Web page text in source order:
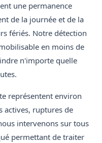
une permanence
de la journée et de la
fériés. Notre détection
en moins de
n'importe quelle
représentent environ
actives, ruptures de
intervenons sur tous
permettant de traiter